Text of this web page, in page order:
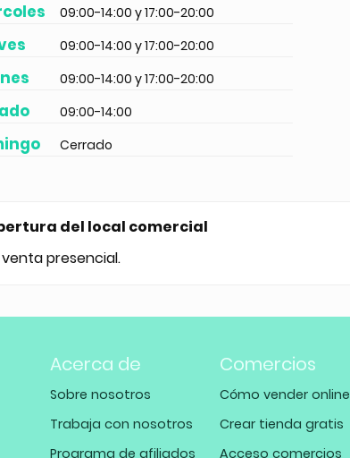
09:00-14:00 y 17:00-20:00
09:00-14:00 y 17:00-20:00
09:00-14:00 y 17:00-20:00
09:00-14:00
Cerrado
del local comercial
presencial.
Acerca de
Sobre nosotros
Trabaja con nosotros
Programa de afiliados
Comercios
Cómo vender online
Crear tienda gratis
Acceso comercios